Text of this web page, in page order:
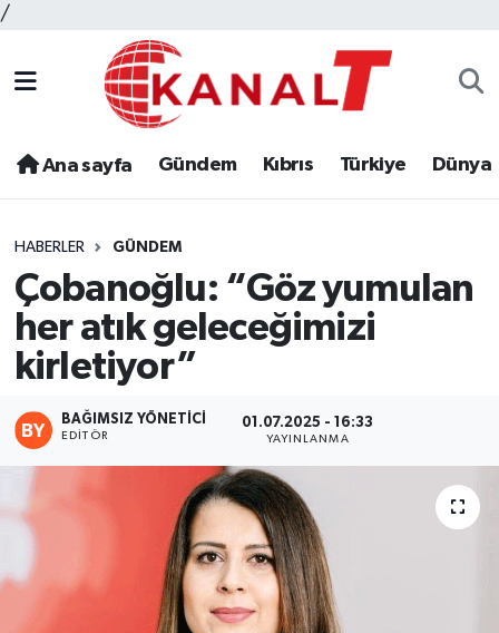
/
Ana sayfa Gündem Kıbrıs Türkiye Dünya
HABERLER GÜNDEM
Çobanoğlu: “Göz yumulan
her atık geleceğimizi
kirletiyor”
BAĞIMSIZ YÖNETICI
EDITÖR
01.07.2025 - 16:33
YAYINLANMA